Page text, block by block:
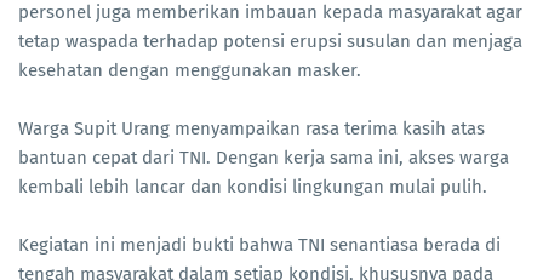
personel juga memberikan imbauan kepada masyarakat agar
tetap waspada terhadap potensi erupsi susulan dan menjaga
kesehatan dengan menggunakan masker.
Warga Supit Urang menyampaikan rasa terima kasih atas
bantuan cepat dari TNI. Dengan kerja sama ini, akses warga
kembali lebih lancar dan kondisi lingkungan mulai pulih.
Kegiatan ini menjadi bukti bahwa TNI senantiasa berada di
tengah masyarakat dalam setiap kondisi, khususnya pada